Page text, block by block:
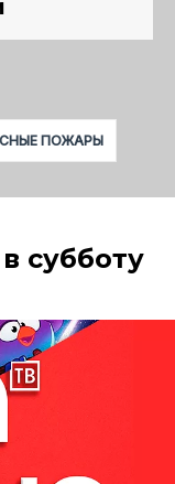
ПОЖАРЫ
субботу